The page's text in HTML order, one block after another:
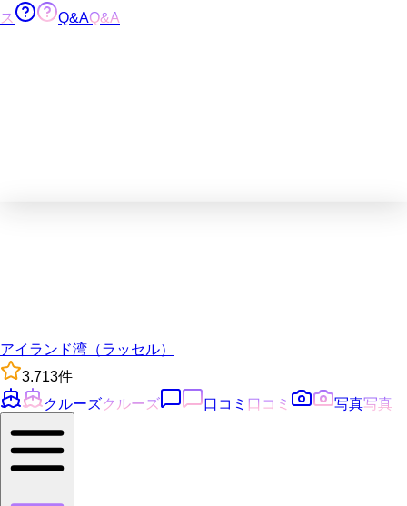
ス
Q&AQ&A
アイランド湾（ラッセル）
3.713件
クルーズクルーズ 口コミ 口コミ 写真写真